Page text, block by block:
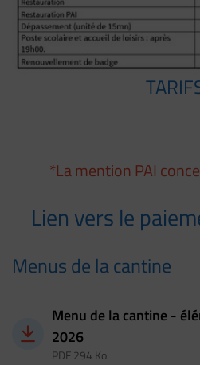
*La mention PAI
Lien vers le
Menus de la cantine
Menu de la cantine -
2026
PDF 294 Ko